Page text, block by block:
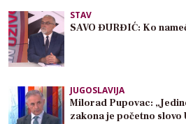
STAV
SAVO ĐURĐIĆ: Ko
JUGOSLAVIJA
Milorad Pupovac:
zakona je početno slovo